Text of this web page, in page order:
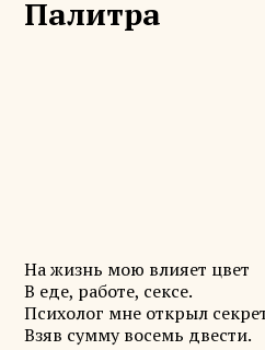
Палитра
На жизнь мою влияет цвет
В еде, работе, сексе.
Психолог мне открыл
Взяв сумму восемь двести.